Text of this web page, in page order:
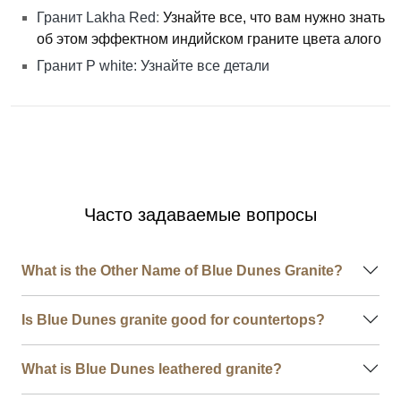
Гранит Lakha Red:Узнайте все, что вам нужно знать
об этом эффектном индийском граните цвета алого
Гранит P white: Узнайте все детали
Часто задаваемые вопросы
What is the Other Name of Blue Dunes Granite?
Is Blue Dunes granite good for countertops?
What is Blue Dunes leathered granite?